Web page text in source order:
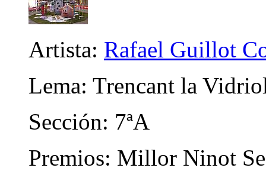
Artista: Rafael Guillot
Lema: Trencant la
Sección: 7ªA
Premios: Millor Ninot